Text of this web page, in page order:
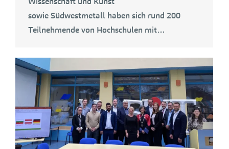
sowie Südwestmetall haben sich rund 200
Teilnehmende von Hochschulen mit…